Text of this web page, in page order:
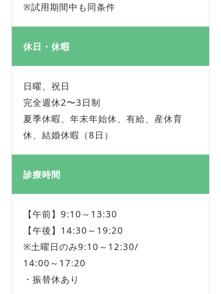
※試用期間中も同条件
休日・休暇
日曜、祝日
完全週休2〜3日制
夏季休暇、年末年始休、有給、産休育
休、結婚休暇（8日）
診療時間
【午前】9:10～13:30
【午後】14:30～19:20
※土曜日のみ9:10～12:30/
14:00～17:20
・振替休あり